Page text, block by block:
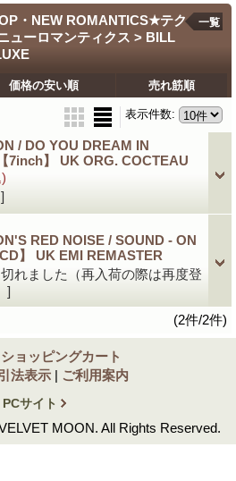
・NEW ROMANTICS★テク
ューロマンティクス > BILL
一覧
価格の安い順 売れ筋順
表示件数:
/ DO YOU DREAM IN
7inch】 UK ORG. COCTEAU
RED NOISE / SOUND - ON
】 UK EMI REMASTER
れました（再入荷の際は再度登
]
(2件/2件)
ショッピングカート
法表示 | ご利用案内
PCサイト
MOON. All Rights Reserved.